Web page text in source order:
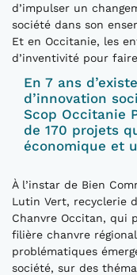
d’impulser un
société dans son
Et en Occitanie, les
d’inventivité pour
En 7 ans
d’innovation
Scop Occitanie
de 170 projets
économique et
À l’instar de Bien
Lutin Vert, recyclerie
Chanvre Occitan, qui
filière chanvre
problématiques
société, sur des